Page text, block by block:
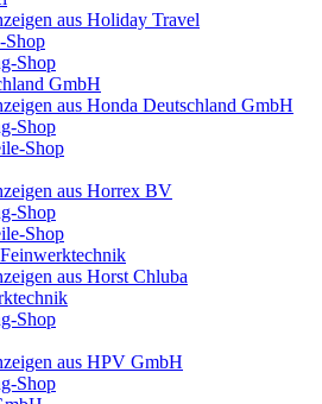
aus Holiday Travel
Shop
Shop
GmbH
aus Honda Deutschland GmbH
Shop
Shop
aus Horrex BV
Shop
Shop
aus Horst Chluba
Shop
aus HPV GmbH
Shop